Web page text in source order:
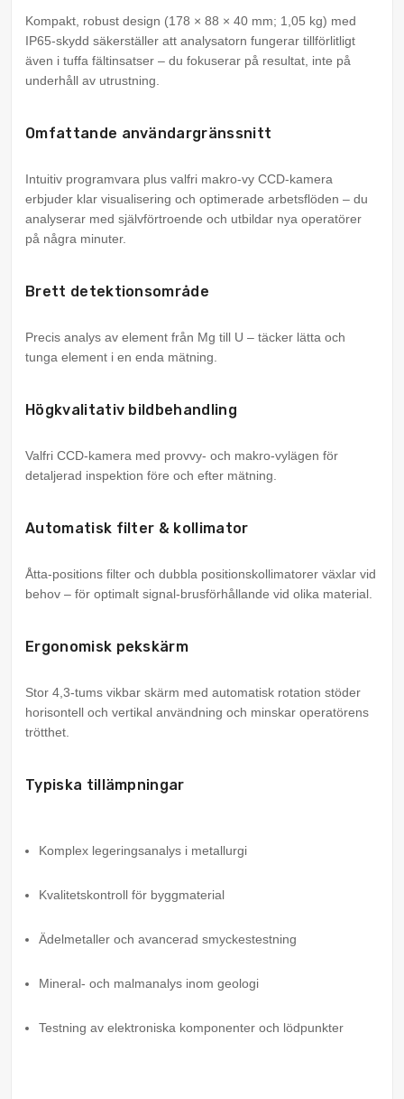
Kompakt, robust design (178 × 88 × 40 mm; 1,05 kg) med
IP65-skydd säkerställer att analysatorn fungerar tillförlitligt
även i tuffa fältinsatser – du fokuserar på resultat, inte på
underhåll av utrustning.
Omfattande användargränssnitt
Intuitiv programvara plus valfri makro-vy CCD-kamera
erbjuder klar visualisering och optimerade arbetsflöden – du
analyserar med självförtroende och utbildar nya operatörer
på några minuter.
Brett detektionsområde
Precis analys av element från Mg till U – täcker lätta och
tunga element i en enda mätning.
Högkvalitativ bildbehandling
Valfri CCD-kamera med provvy- och makro-vylägen för
detaljerad inspektion före och efter mätning.
Automatisk filter & kollimator
Åtta-positions filter och dubbla positionskollimatorer växlar vid
behov – för optimalt signal-brusförhållande vid olika material.
Ergonomisk pekskärm
Stor 4,3-tums vikbar skärm med automatisk rotation stöder
horisontell och vertikal användning och minskar operatörens
trötthet.
Typiska tillämpningar
Komplex legeringsanalys i metallurgi
Kvalitetskontroll för byggmaterial
Ädelmetaller och avancerad smyckestestning
Mineral- och malmanalys inom geologi
Testning av elektroniska komponenter och lödpunkter